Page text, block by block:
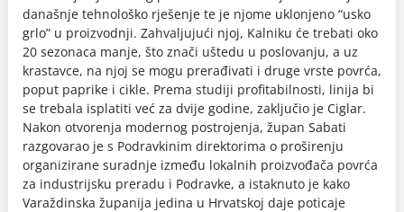
današnje tehnološko rješenje te je njome uklonjeno “usko
grlo” u proizvodnji. Zahvaljujući njoj, Kalniku će trebati oko
20 sezonaca manje, što znači uštedu u poslovanju, a uz
krastavce, na njoj se mogu prerađivati i druge vrste povrća,
poput paprike i cikle. Prema studiji profitabilnosti, linija bi
se trebala isplatiti već za dvije godine, zaključio je Ciglar.
Nakon otvorenja modernog postrojenja, župan Sabati
razgovarao je s Podravkinim direktorima o proširenju
organizirane suradnje između lokalnih proizvođača povrća
za industrijsku preradu i Podravke, a istaknuto je kako
Varaždinska županija jedina u Hrvatskoj daje poticaje